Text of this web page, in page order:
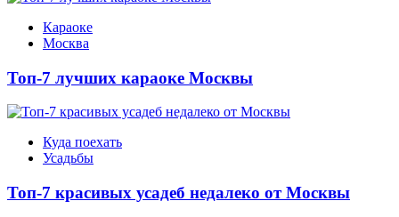
Караоке
Москва
Топ-7 лучших караоке Москвы
Куда поехать
Усадьбы
Топ-7 красивых усадеб недалеко от Москвы